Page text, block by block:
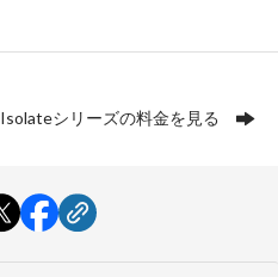
Isolateシリーズの料金を見る